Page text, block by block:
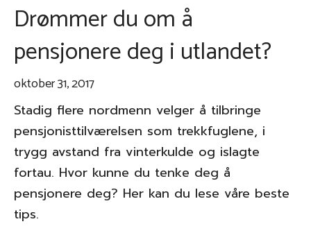
Drømmer du om å
pensjonere deg i utlandet?
oktober 31, 2017
Stadig flere nordmenn velger å tilbringe
pensjonisttilværelsen som trekkfuglene, i
trygg avstand fra vinterkulde og islagte
fortau. Hvor kunne du tenke deg å
pensjonere deg? Her kan du lese våre beste
tips.